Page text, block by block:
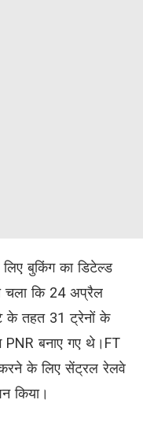
बुकिंग का डिटेल्ड
चला कि 24 अप्रैल
तहत 31 ट्रेनों के
बनाए गए थे।FT
के लिए सेंट्रल रेलवे
किया।